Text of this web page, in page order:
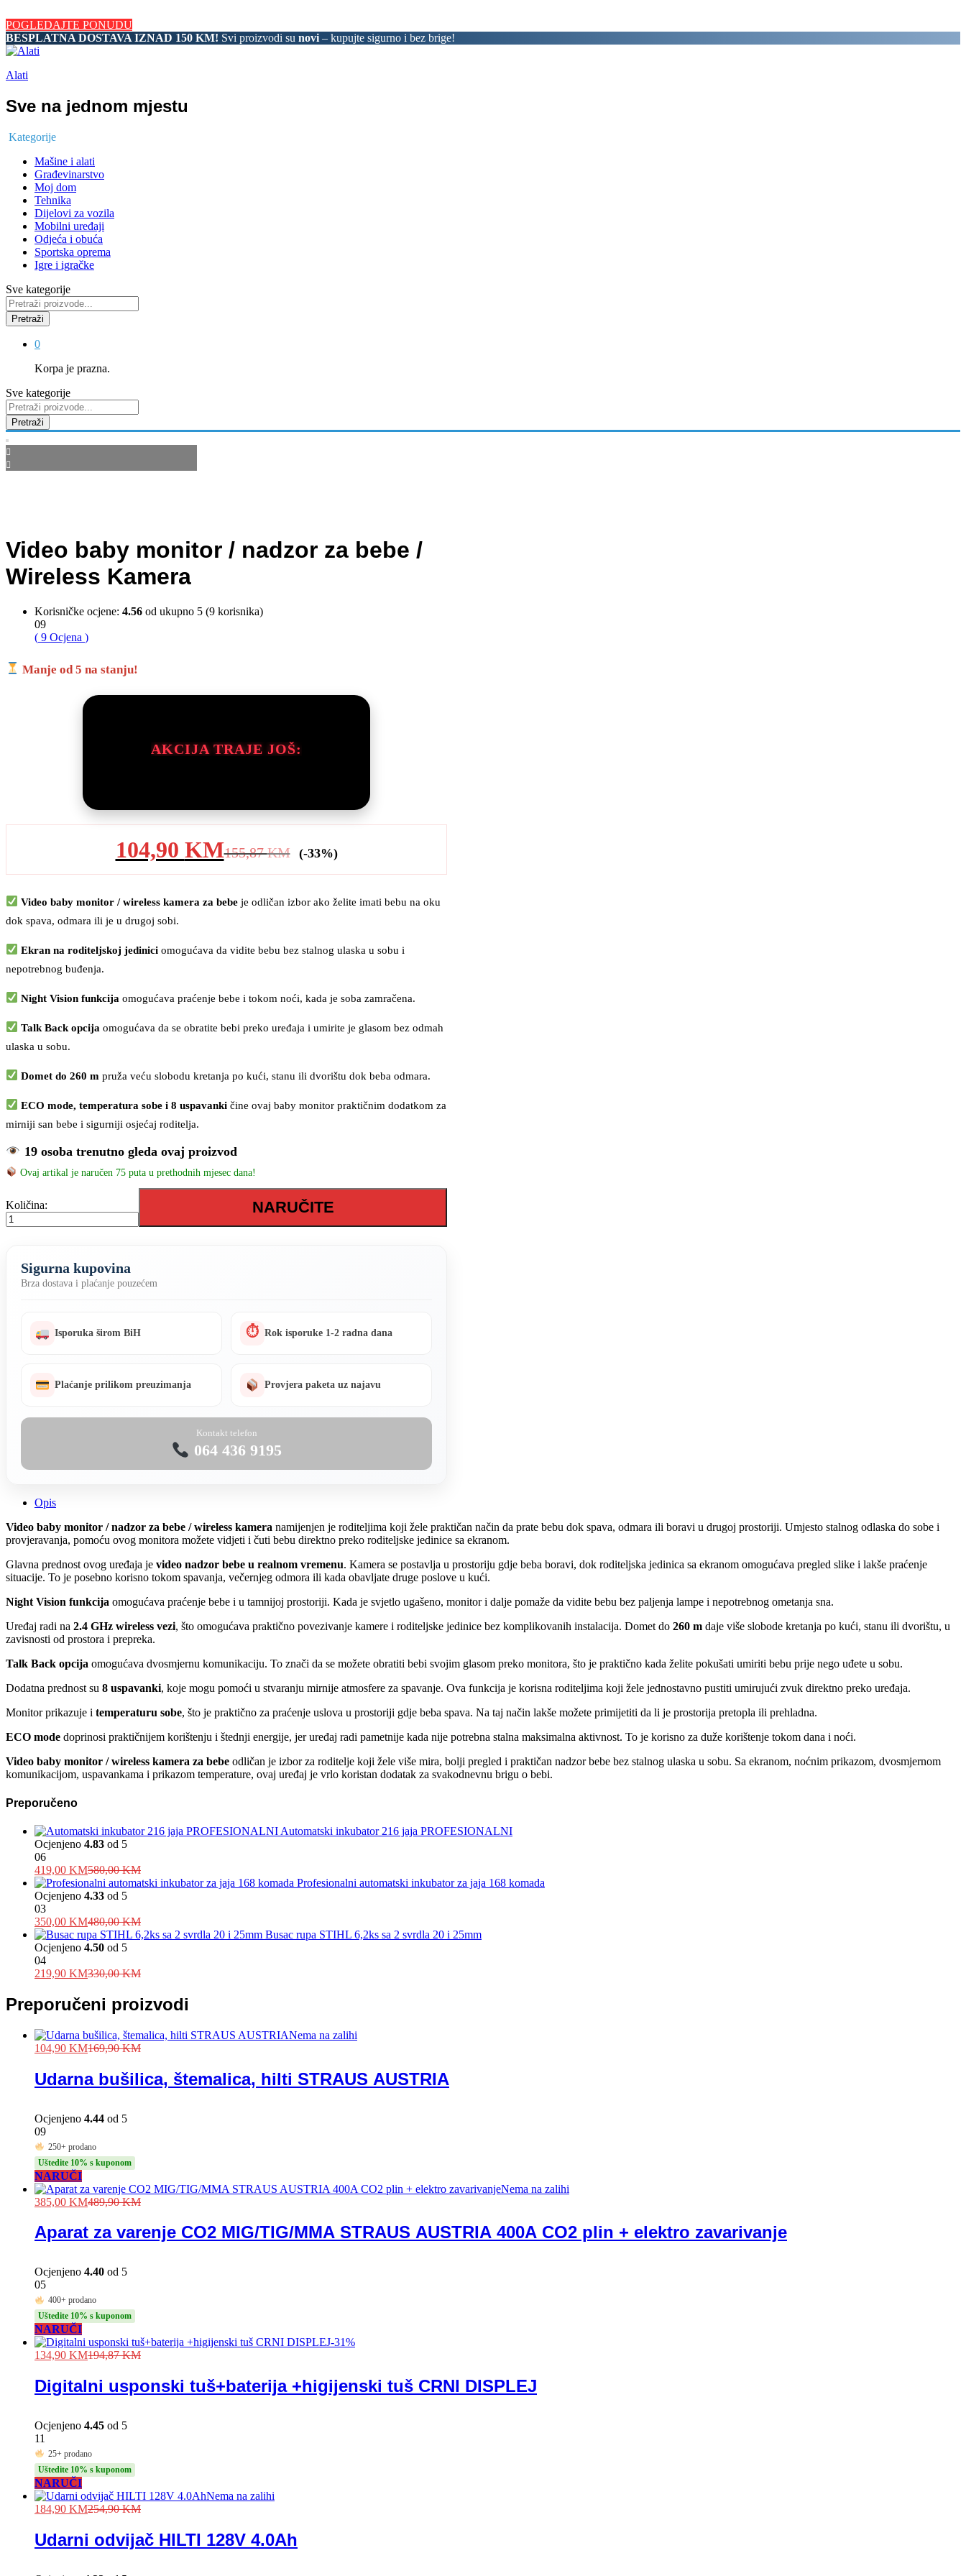
POGLEDAJTE PONUDU
BESPLATNA DOSTAVA IZNAD 150 KM! Svi proizvodi su novi – kupujte sigurno i bez brige!
Alati
Sve na jednom mjestu
Kategorije
Mašine i alati
Građevinarstvo
Moj dom
Tehnika
Dijelovi za vozila
Mobilni uređaji
Odjeća i obuća
Sportska oprema
Igre i igračke
Sve kategorije
Pretraži
0
Korpa je prazna.
Sve kategorije
Pretraži
Video baby monitor / nadzor za bebe /
Wireless Kamera
Korisničke ocjene: 4.56 od ukupno 5 (9 korisnika)
09
( 9 Ocjena )
Manje od 5 na stanju!
AKCIJA TRAJE JOŠ:
104,90 KM155,87KM (-33%)
Video baby monitor / wireless kamera za bebe je odličan izbor ako želite imati bebu na oku
dok spava, odmara ili je u drugoj sobi.
Ekran na roditeljskoj jedinici omogućava da vidite bebu bez stalnog ulaska u sobu i
nepotrebnog buđenja.
Night Vision funkcija omogućava praćenje bebe i tokom noći, kada je soba zamračena.
Talk Back opcija omogućava da se obratite bebi preko uređaja i umirite je glasom bez odmah
ulaska u sobu.
Domet do 260 m pruža veću slobodu kretanja po kući, stanu ili dvorištu dok beba odmara.
ECO mode, temperatura sobe i 8 uspavanki čine ovaj baby monitor praktičnim dodatkom za
mirniji san bebe i sigurniji osjećaj roditelja.
19 osoba trenutno gleda ovaj proizvod
Ovaj artikal je naručen 75 puta u prethodnih mjesec dana!
Video
baby
monitor
bebe
količina
Količina: NARUČITE
Sigurna kupovina
Brza dostava i plaćanje pouzećem
Isporuka širom BiH ⏱ Rok isporuke 1-2 radna dana
Plaćanje prilikom preuzimanja Provjera paketa uz najavu
Kontakt telefon
064 436 9195
Opis
Video baby monitor / nadzor za bebe / wireless kamera namijenjen je roditeljima koji žele praktičan način da prate bebu dok spava, odmara ili boravi u drugoj prostoriji. Umjesto stalnog odlaska do sobe i
provjeravanja, pomoću ovog monitora možete vidjeti i čuti bebu direktno preko roditeljske jedinice sa ekranom.
Glavna prednost ovog uređaja je video nadzor bebe u realnom vremenu. Kamera se postavlja u prostoriju gdje beba boravi, dok roditeljska jedinica sa ekranom omogućava pregled slike i lakše praćenje
situacije. To je posebno korisno tokom spavanja, večernjeg odmora ili kada obavljate druge poslove u kući.
Night Vision funkcija omogućava praćenje bebe i u tamnijoj prostoriji. Kada je svjetlo ugašeno, monitor i dalje pomaže da vidite bebu bez paljenja lampe i nepotrebnog ometanja sna.
Uređaj radi na 2.4 GHz wireless vezi, što omogućava praktično povezivanje kamere i roditeljske jedinice bez komplikovanih instalacija. Domet do 260 m daje više slobode kretanja po kući, stanu ili dvorištu, u
zavisnosti od prostora i prepreka.
Talk Back opcija omogućava dvosmjernu komunikaciju. To znači da se možete obratiti bebi svojim glasom preko monitora, što je praktično kada želite pokušati umiriti bebu prije nego uđete u sobu.
Dodatna prednost su 8 uspavanki, koje mogu pomoći u stvaranju mirnije atmosfere za spavanje. Ova funkcija je korisna roditeljima koji žele jednostavno pustiti umirujući zvuk direktno preko uređaja.
Monitor prikazuje i temperaturu sobe, što je praktično za praćenje uslova u prostoriji gdje beba spava. Na taj način lakše možete primijetiti da li je prostorija pretopla ili prehladna.
ECO mode doprinosi praktičnijem korištenju i štednji energije, jer uređaj radi pametnije kada nije potrebna stalna maksimalna aktivnost. To je korisno za duže korištenje tokom dana i noći.
Video baby monitor / wireless kamera za bebe odličan je izbor za roditelje koji žele više mira, bolji pregled i praktičan nadzor bebe bez stalnog ulaska u sobu. Sa ekranom, noćnim prikazom, dvosmjernom
komunikacijom, uspavankama i prikazom temperature, ovaj uređaj je vrlo koristan dodatak za svakodnevnu brigu o bebi.
Preporučeno
Automatski inkubator 216 jaja PROFESIONALNI
Ocjenjeno 4.83 od 5
06
419,00 KM580,00KM
Profesionalni automatski inkubator za jaja 168 komada
Ocjenjeno 4.33 od 5
03
350,00 KM480,00KM
Busac rupa STIHL 6,2ks sa 2 svrdla 20 i 25mm
Ocjenjeno 4.50 od 5
04
219,90 KM330,00KM
Preporučeni proizvodi
Nema na zalihi
104,90 KM169,90KM
Udarna bušilica, štemalica, hilti STRAUS AUSTRIA
Ocjenjeno 4.44 od 5
09
250+ prodano
Uštedite 10% s kuponom
NARUČI
Nema na zalihi
385,00 KM489,90KM
Aparat za varenje CO2 MIG/TIG/MMA STRAUS AUSTRIA 400A CO2 plin + elektro zavarivanje
Ocjenjeno 4.40 od 5
05
400+ prodano
Uštedite 10% s kuponom
NARUČI
-31%
134,90 KM194,87KM
Digitalni usponski tuš+baterija +higijenski tuš CRNI DISPLEJ
Ocjenjeno 4.45 od 5
11
25+ prodano
Uštedite 10% s kuponom
NARUČI
Nema na zalihi
184,90 KM254,90KM
Udarni odvijač HILTI 128V 4.0Ah